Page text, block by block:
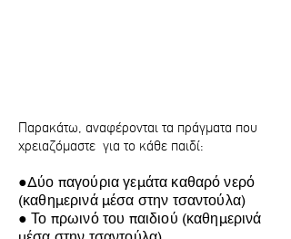
Παρακάτω, αναφέρονται τα πράγματα που
χρειαζόμαστε για το κάθε παιδί:
●Δύο παγούρια γεμάτα καθαρό νερό
(καθημερινά μέσα στην τσαντούλα)
● Το πρωινό του παιδιού (καθημερινά